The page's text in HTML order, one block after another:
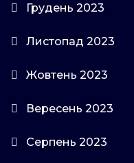
Грудень 2023
Листопад 2023
Жовтень 2023
Вересень 2023
Серпень 2023